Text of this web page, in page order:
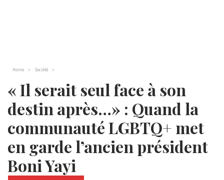
Home Société
« Il serait seul face à son
destin après…» : Quand la
communauté LGBTQ+ met
en garde l’ancien président
Boni Yayi